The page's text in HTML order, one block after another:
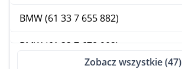
BMW (61 33 7 655 882)
BMW (61 33 7 678 902)
Zobacz wszystkie (47)